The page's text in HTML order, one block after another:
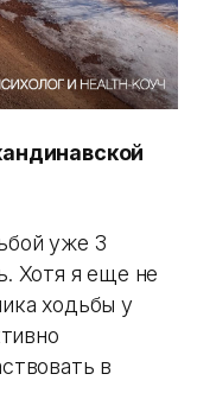
уже 3
Хотя я еще не
ходьбы у
в